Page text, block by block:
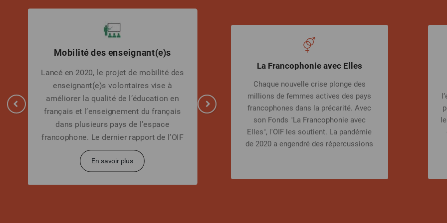
Mobilité des enseignant(e)s
Lancé en 2020, le projet de mobilité des
enseignant(e)s volontaires vise à
améliorer la qualité de l’éducation en
français et l’enseignement du français
dans plusieurs pays de l’espace
francophone. Le dernier rapport de l’OIF
« La langue française dans le monde »,
actualisé en 2022, faisait état
En savoir plus
La Francophonie avec Elles
Chaque nouvelle crise plonge des
millions de femmes actives des pays
francophones dans la précarité. Avec
son Fonds "La Francophonie avec
Elles", l'OIF les soutient. La pandémie
de 2020 a engendré des répercussions
ont été les